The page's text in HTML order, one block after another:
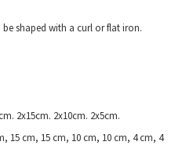
shaped with a curl or flat iron.
2x15cm. 2x10cm. 2x5cm.
15 cm, 15 cm, 10 cm, 10 cm, 4 cm, 4